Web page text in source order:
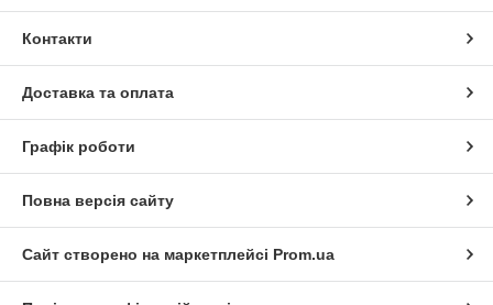
Контакти
Доставка та оплата
Графік роботи
Повна версія сайту
Сайт створено на маркетплейсі Prom.ua